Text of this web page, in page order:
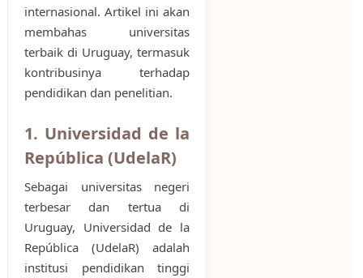
internasional. Artikel ini akan
membahas universitas
terbaik di Uruguay, termasuk
kontribusinya terhadap
pendidikan dan penelitian.
1. Universidad de la
República (UdelaR)
Sebagai universitas negeri
terbesar dan tertua di
Uruguay, Universidad de la
República (UdelaR) adalah
institusi pendidikan tinggi